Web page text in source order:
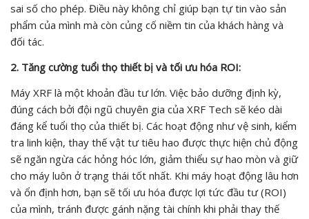
sai số cho phép. Điều này không chỉ giúp bạn tự tin vào sản
phẩm của mình mà còn củng cố niềm tin của khách hàng và
đối tác.
2. Tăng cường tuổi thọ thiết bị và tối ưu hóa ROI:
Máy XRF là một khoản đầu tư lớn. Việc bảo dưỡng định kỳ,
đúng cách bởi đội ngũ chuyên gia của XRF Tech sẽ kéo dài
đáng kể tuổi thọ của thiết bị. Các hoạt động như vệ sinh, kiểm
tra linh kiện, thay thế vật tư tiêu hao được thực hiện chủ động
sẽ ngăn ngừa các hỏng hóc lớn, giảm thiểu sự hao mòn và giữ
cho máy luôn ở trạng thái tốt nhất. Khi máy hoạt động lâu hơn
và ổn định hơn, bạn sẽ tối ưu hóa được lợi tức đầu tư (ROI)
của mình, tránh được gánh nặng tài chính khi phải thay thế